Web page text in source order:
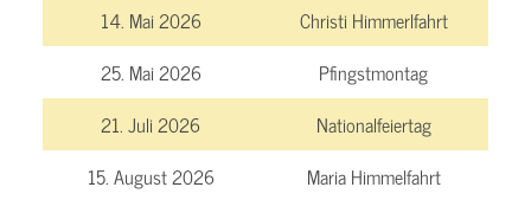
14. Mai 2026
Christi Himmerlfahrt
25. Mai 2026
Pfingstmontag
21. Juli 2026
Nationalfeiertag
15. August 2026
Maria Himmelfahrt